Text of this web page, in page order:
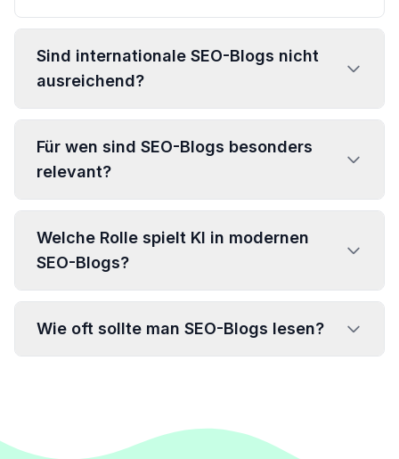
Sind internationale SEO-Blogs nicht
ausreichend?
Für wen sind SEO-Blogs besonders
relevant?
Welche Rolle spielt KI in modernen
SEO-Blogs?
Wie oft sollte man SEO-Blogs lesen?